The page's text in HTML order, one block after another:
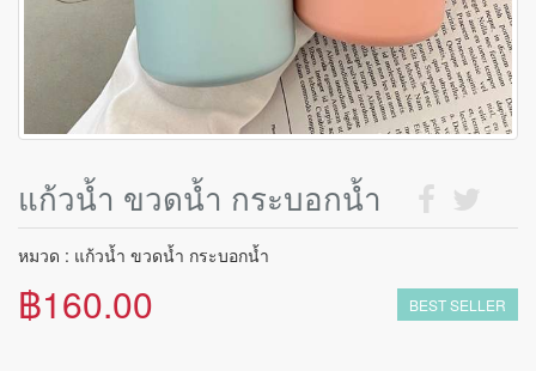
แก้วน้ำ ขวดน้ำ กระบอกน้ำ
หมวด : แก้วน้ำ ขวดน้ำ กระบอกน้ำ
฿160.00 BEST SELLER